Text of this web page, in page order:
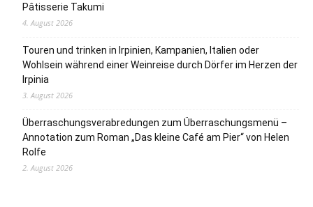
Pâtisserie Takumi
4. August 2026
Touren und trinken in Irpinien, Kampanien, Italien oder
Wohlsein während einer Weinreise durch Dörfer im Herzen der
Irpinia
3. August 2026
Überraschungsverabredungen zum Überraschungsmenü –
Annotation zum Roman „Das kleine Café am Pier“ von Helen
Rolfe
2. August 2026